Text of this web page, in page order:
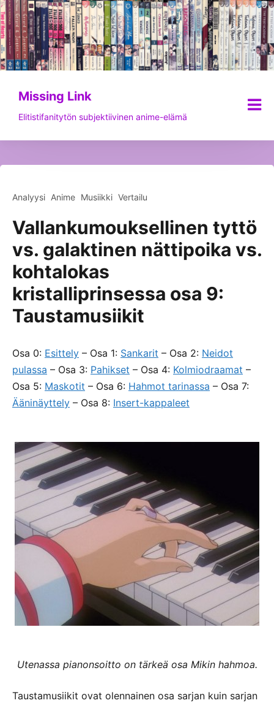
Siirry
sisältöön
Missing Link
Elitistifanitytön subjektiivinen anime-elämä
Analyysi Anime Musiikki Vertailu
Vallankumouksellinen tyttö
vs. galaktinen nättipoika vs.
kohtalokas
kristalliprinsessa osa 9:
Taustamusiikit
Osa 0: Esittely – Osa 1: Sankarit – Osa 2: Neidot
pulassa – Osa 3: Pahikset – Osa 4: Kolmiodraamat –
Osa 5: Maskotit – Osa 6: Hahmot tarinassa – Osa 7:
Ääninäyttely – Osa 8: Insert-kappaleet
Utenassa pianonsoitto on tärkeä osa Mikin hahmoa.
Taustamusiikit ovat olennainen osa sarjan kuin sarjan